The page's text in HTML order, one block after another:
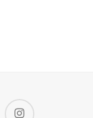
instagram